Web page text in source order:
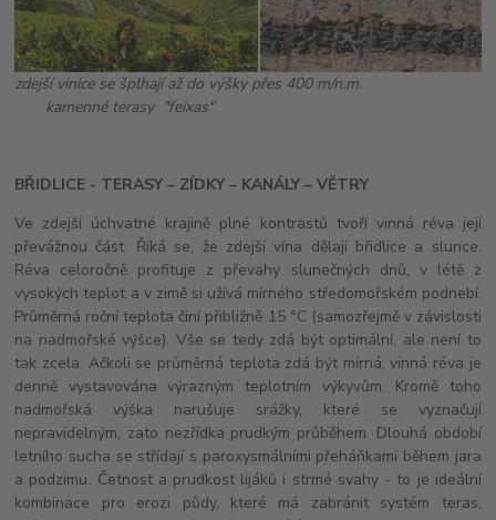
zdejší vinice se šplhají až do výšky přes 400 m/n.m.
kamenné terasy "feixas"
BŘIDLICE - TERASY – ZÍDKY – KANÁLY – VĚTRY
Ve zdejší úchvatné krajině plné kontrastů tvoří vinná réva její
převážnou část. Říká se, že zdejší vína dělají břidlice a slunce.
Réva celoročně profituje z převahy slunečných dnů, v létě z
vysokých teplot a v zimě si užívá mírného středomořském podnebí.
Průměrná roční teplota činí přibližně 15 °C (samozřejmě v závislosti
na nadmořské výšce). Vše se tedy zdá být optimální, ale není to
tak zcela. Ačkoli se průměrná teplota zdá být mírná, vinná réva je
denně vystavována výrazným teplotním výkyvům. Kromě toho
nadmořská výška narušuje srážky, které se vyznačují
nepravidelným, zato nezřídka prudkým průběhem. Dlouhá období
letního sucha se střídají s paroxysmálními přeháňkami během jara
a podzimu. Četnost a prudkost lijáků i strmé svahy - to je ideální
kombinace pro erozi půdy, které má zabránit systém teras,